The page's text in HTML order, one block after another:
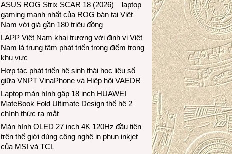
ASUS ROG Strix SCAR 18 (2026) – laptop
gaming mạnh nhất của ROG bán tại Việt
Nam với giá gần 180 triệu đồng
LAPP Việt Nam khai trương với định vị Việt
Nam là trung tâm phát triển trọng điểm trong
khu vực
Hợp tác phát triển hệ sinh thái học liệu số
giữa VNPT VinaPhone và Hiệp hội VAEDR
Laptop màn hình gập 18 inch HUAWEI
MateBook Fold Ultimate Design thế hệ 2
chính thức ra mắt
Màn hình OLED 27 inch 4K 120Hz đầu tiên
trên thế giới dùng công nghệ in phun inkjet
của MSI và TCL